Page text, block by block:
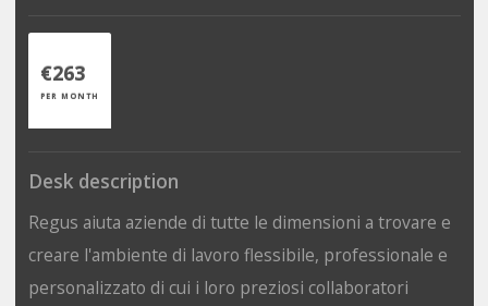
€263
PER MONTH
Desk description
Regus aiuta aziende di tutte le dimensioni a trovare e
creare l'ambiente di lavoro flessibile, professionale e
personalizzato di cui i loro preziosi collaboratori